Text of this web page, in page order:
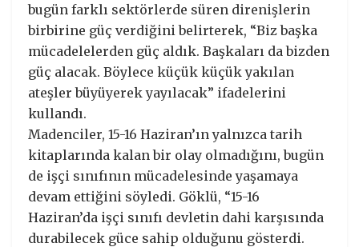
bugün farklı sektörlerde süren direnişlerin
birbirine güç verdiğini belirterek, “Biz başka
mücadelelerden güç aldık. Başkaları da bizden
güç alacak. Böylece küçük küçük yakılan
ateşler büyüyerek yayılacak” ifadelerini
kullandı.
Madenciler, 15-16 Haziran’ın yalnızca tarih
kitaplarında kalan bir olay olmadığını, bugün
de işçi sınıfının mücadelesinde yaşamaya
devam ettiğini söyledi. Göklü, “15-16
Haziran’da işçi sınıfı devletin dahi karşısında
durabilecek güce sahip olduğunu gösterdi.